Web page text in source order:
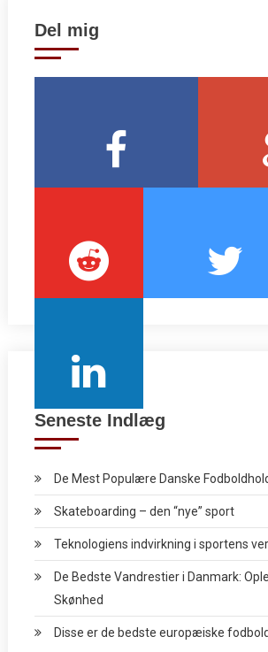
Del mig
Seneste Indlæg
De Mest Populære Danske
Skateboarding – den “nye” sport
Teknologiens indvirkning i sportens
De Bedste Vandrestier i Danmark:
Skønhed
Disse er de bedste europæiske